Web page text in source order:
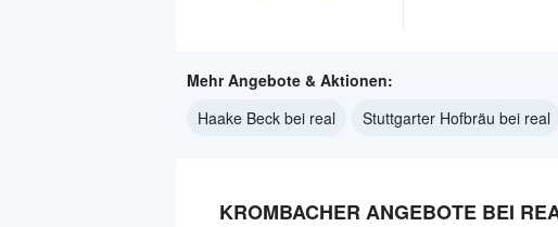
Mehr Angebote & Aktionen:
Haake Beck bei real
Stuttgarter Hofbräu bei real
KROMBACHER ANGEBOTE BEI